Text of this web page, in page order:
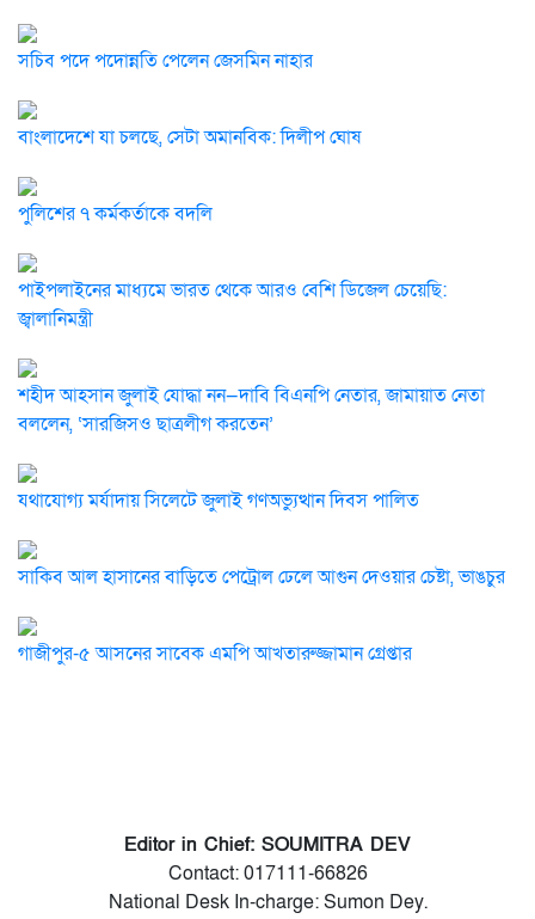
সচিব পদে পদোন্নতি পেলেন জেসমিন নাহার
বাংলাদেশে যা চলছে, সেটা অমানবিক: দিলীপ ঘোষ
পুলিশের ৭ কর্মকর্তাকে বদলি
পাইপলাইনের মাধ্যমে ভারত থেকে আরও বেশি ডিজেল চেয়েছি:
জ্বালানিমন্ত্রী
শহীদ আহসান জুলাই যোদ্ধা নন—দাবি বিএনপি নেতার, জামায়াত নেতা
বললেন, ‘সারজিসও ছাত্রলীগ করতেন’
যথাযোগ্য মর্যাদায় সিলেটে জুলাই গণঅভ্যুত্থান দিবস পালিত
সাকিব আল হাসানের বাড়িতে পেট্রোল ঢেলে আগুন দেওয়ার চেষ্টা, ভাঙচুর
গাজীপুর-৫ আসনের সাবেক এমপি আখতারুজ্জামান গ্রেপ্তার
Editor in Chief: SOUMITRA DEV
Contact: 017111-66826
National Desk In-charge: Sumon Dey.